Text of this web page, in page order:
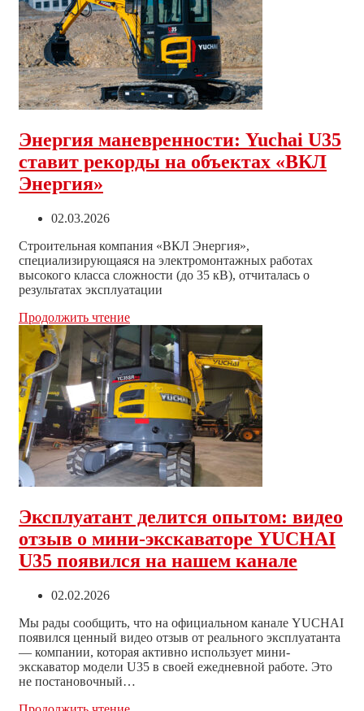
в
выставке
«Тюмень-
Агро-2026»
Энергия маневренности: Yuchai U35
ставит рекорды на объектах «ВКЛ
Энергия»
Запись
02.03.2026
Строительная компания «ВКЛ Энергия»,
специализирующаяся на электромонтажных работах
высокого класса сложности (до 35 кВ), отчиталась о
результатах эксплуатации
Продолжить чтениеЭнергия
маневренности:
Yuchai
U35
ставит
рекорды
на
объектах
«ВКЛ
Энергия»
Эксплуатант делится опытом: видео
отзыв о мини-экскаваторе YUCHAI
U35 появился на нашем канале
Запись
02.02.2026
Мы рады сообщить, что на официальном канале YUCHAI
появился ценный видео отзыв от реального эксплуатанта
— компании, которая активно использует мини-
экскаватор модели U35 в своей ежедневной работе. Это
не постановочный…
Эксплуатант